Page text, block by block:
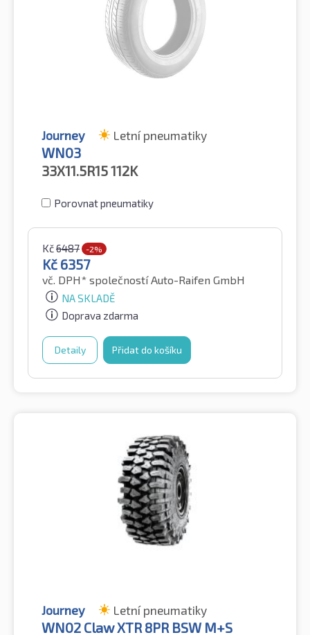
Journey Letní pneumatiky
WN03
33X11.5R15112K
Porovnat pneumatiky
Kč6487 -2%
Kč 6357
vč. DPH* společností Auto-Raifen GmbH
NA SKLADĚ
Doprava zdarma
Detaily Přidat do košíku
Journey Letní pneumatiky
WN02 Claw XTR 8PR BSW M+S